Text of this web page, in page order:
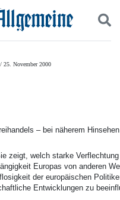
25. November 2000
– bei näherem
zeigt, welch starke
Europas von anderen
der europäischen
Entwicklungen zu